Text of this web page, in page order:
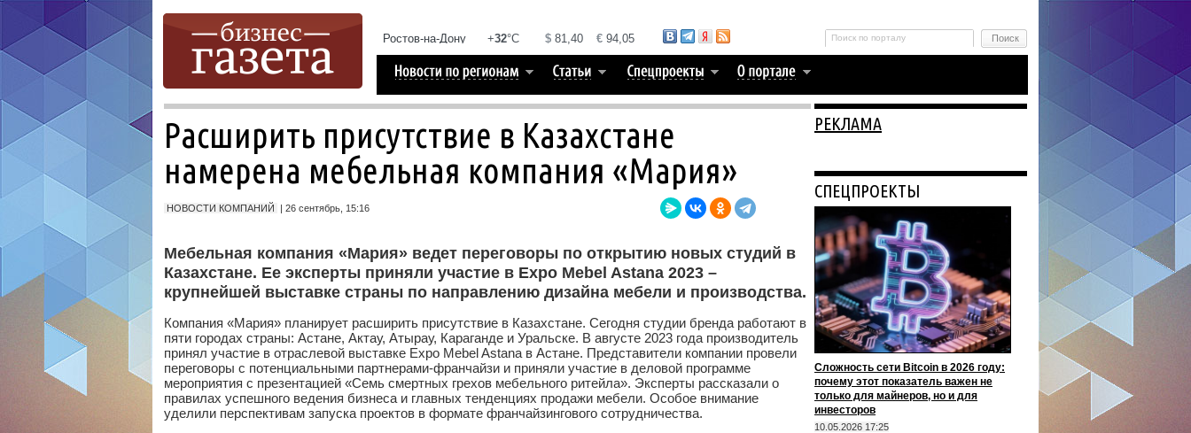
Расширить присутствие в Казахстане
намерена мебельная компания «Мария»
НОВОСТИ КОМПАНИЙ | 26 сентябрь, 15:16
Мебельная компания «Мария» ведет переговоры по открытию новых студий в
Казахстане. Ее эксперты приняли участие в Expo Mebel Astana 2023 –
крупнейшей выставке страны по направлению дизайна мебели и производства.
Компания «Мария» планирует расширить присутствие в Казахстане. Сегодня студии бренда работают в
пяти городах страны: Астане, Актау, Атырау, Караганде и Уральске. В августе 2023 года производитель
принял участие в отраслевой выставке Expo Mebel Astana в Астане. Представители компании провели
переговоры с потенциальными партнерами-франчайзи и приняли участие в деловой программе
мероприятия с презентацией «Семь смертных грехов мебельного ритейла». Эксперты рассказали о
правилах успешного ведения бизнеса и главных тенденциях продажи мебели. Особое внимание
уделили перспективам запуска проектов в формате франчайзингового сотрудничества.
РЕКЛАМА
СПЕЦПРОЕКТЫ
Сложность сети Bitcoin в 2026 году:
почему этот показатель важен не
только для майнеров, но и для
инвесторов
10.05.2026 17:25